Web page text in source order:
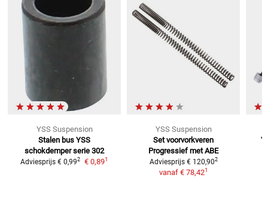
YSS Suspension
Stalen bus YSS
schokdemper serie 302
Adviesprijs € 0,992 € 0,891
YSS Suspension
Set voorvorkveren
Progressief met ABE
Adviesprijs € 120,902
vanaf € 78,421